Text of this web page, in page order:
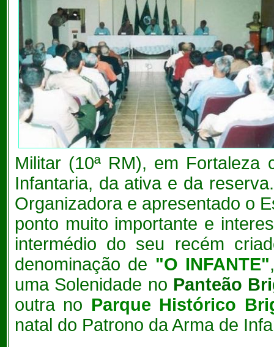
Militar (10ª RM), em Fortaleza
Infantaria, da ativa e da
Organizadora e apresentado o
ponto muito importante e
intermédio do seu recém
denominação de "O INFANTE"
uma Solenidade no Panteão
outra no Parque Histórico
natal do Patrono da Arma de